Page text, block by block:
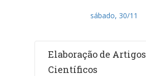
sábado, 30/11
Elaboração de Artigos
Científicos